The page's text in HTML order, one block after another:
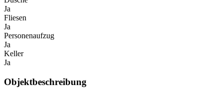
Ja
Fliesen
Ja
Personenaufzug
Ja
Keller
Ja
Objektbeschreibung